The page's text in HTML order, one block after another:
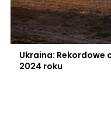
Ukraina: Rekordowe
2024 roku